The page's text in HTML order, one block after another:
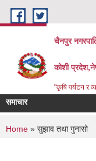
Skip to main content
चैनपुर
कोशी
"कृषि पर्यटन र
समाचार
You are here
Home » सुझाव तथा गुनासो